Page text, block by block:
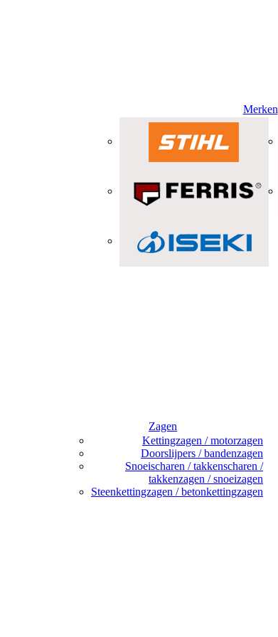
Merken
Zagen
Kettingzagen / motorzagen
Doorslijpers / bandenzagen
Snoeischaren / takkenscharen /
takkenzagen / snoeizagen
Steenkettingzagen / betonkettingzagen